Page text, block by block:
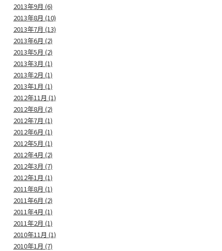
2013年9月 (6)
2013年8月 (10)
2013年7月 (13)
2013年6月 (2)
2013年5月 (2)
2013年3月 (1)
2013年2月 (1)
2013年1月 (1)
2012年11月 (1)
2012年8月 (2)
2012年7月 (1)
2012年6月 (1)
2012年5月 (1)
2012年4月 (2)
2012年3月 (7)
2012年1月 (1)
2011年8月 (1)
2011年6月 (2)
2011年4月 (1)
2011年2月 (1)
2010年11月 (1)
2010年1月 (7)